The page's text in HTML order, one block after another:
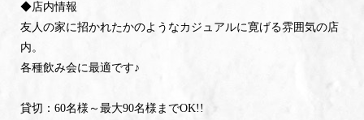
◆店内情報
友人の家に招かれたかのようなカジュアルに寛げる雰囲気の店
内。
各種飲み会に最適です♪
貸切：60名様～最大90名様までOK!!